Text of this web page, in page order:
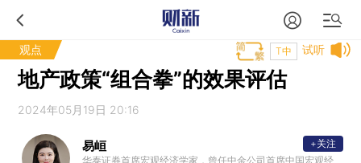
观点 试听
T中
地产政策“组合拳”的效果评估
2024年05月19日 20:16
易峘
华泰证券首席宏观经济学家，曾任中金公司首席中国宏观经
+关注